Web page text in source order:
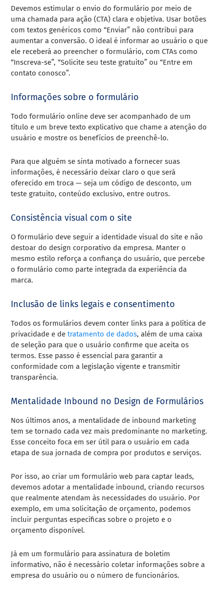
Devemos estimular o envio do formulário por meio de
uma chamada para ação (CTA) clara e objetiva. Usar botões
com textos genéricos como “Enviar” não contribui para
aumentar a conversão. O ideal é informar ao usuário o que
ele receberá ao preencher o formulário, com CTAs como
“Inscreva-se”, “Solicite seu teste gratuito” ou “Entre em
contato conosco”.
Informações sobre o formulário
Todo formulário online deve ser acompanhado de um
título e um breve texto explicativo que chame a atenção do
usuário e mostre os benefícios de preenchê-lo.
Para que alguém se sinta motivado a fornecer suas
informações, é necessário deixar claro o que será
oferecido em troca — seja um código de desconto, um
teste gratuito, conteúdo exclusivo, entre outros.
Consistência visual com o site
O formulário deve seguir a identidade visual do site e não
destoar do design corporativo da empresa. Manter o
mesmo estilo reforça a confiança do usuário, que percebe
o formulário como parte integrada da experiência da
marca.
Inclusão de links legais e consentimento
Todos os formulários devem conter links para a política de
privacidade e de tratamento de dados, além de uma caixa
de seleção para que o usuário confirme que aceita os
termos. Esse passo é essencial para garantir a
conformidade com a legislação vigente e transmitir
transparência.
Mentalidade Inbound no Design de Formulários
Nos últimos anos, a mentalidade de inbound marketing
tem se tornado cada vez mais predominante no marketing.
Esse conceito foca em ser útil para o usuário em cada
etapa de sua jornada de compra por produtos e serviços.
Por isso, ao criar um formulário web para captar leads,
devemos adotar a mentalidade inbound, criando recursos
que realmente atendam às necessidades do usuário. Por
exemplo, em uma solicitação de orçamento, podemos
incluir perguntas específicas sobre o projeto e o
orçamento disponível.
Já em um formulário para assinatura de boletim
informativo, não é necessário coletar informações sobre a
empresa do usuário ou o número de funcionários.